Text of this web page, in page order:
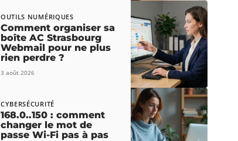
OUTILS NUMÉRIQUES
Comment organiser sa
boîte AC Strasbourg
Webmail pour ne plus
rien perdre ?
3 août 2026
CYBERSÉCURITÉ
168.0..150 : comment
changer le mot de
passe Wi-Fi pas à pas